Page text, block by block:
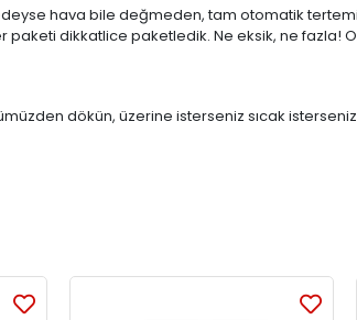
hava bile değmeden, tam otomatik
dikkatlice paketledik. Ne eksik, ne fazla!
dökün, üzerine isterseniz sıcak